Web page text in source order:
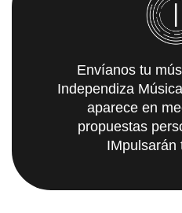
Envíanos tu
Independiza
aparece en
propuestas
IMpulsarán